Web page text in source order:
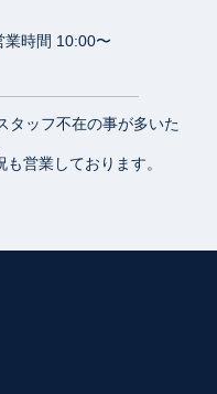
業時間 10:00〜
タッフ不在の事が多いた
営業しております。